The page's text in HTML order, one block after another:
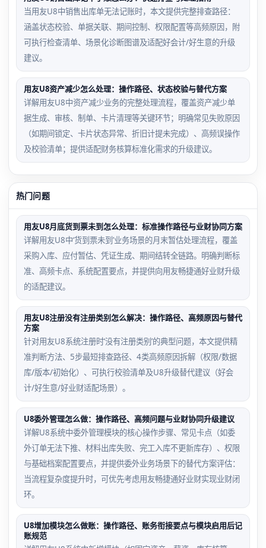
当用友U8中销售出库单无法记账时，本文提供完整排查路径：
涵盖状态校验、单据关联、期间控制、权限配置等高频原因，附
可执行检查清单、场景化诊断图谱及适配好会计/好生意的升级
建议。
用友U8资产减少怎么处理：操作路径、状态校验与替代方案
详解用友U8中资产减少业务的完整处理流程，覆盖资产减少单
据生成、审核、制单、卡片清理等关键环节；明确常见失败原因
（如期间锁定、卡片状态异常、折旧计提未完成）、高频误操作
及校验清单；提供适配财务核算标准化需求的升级建议。
热门问题
用友U8月底货到票未到怎么处理：标准操作路径与业财协同方案
详解用友U8中‘货到票未到’业务场景的月末暂估处理流程，覆盖
采购入库、应付暂估、凭证生成、期间结转全链路。明确判断标
准、高频卡点、系统配置要点，并提供向用友畅捷通好业财升级
的适配建议。
用友U8注册没有注册类别怎么解决：操作路径、高频原因与替代
方案
针对用友U8系统注册时‘没有注册类别’的典型问题，本文提供精
准判断方法、5步最短排查路径、4类高频原因拆解（权限/数据
库/版本/初始化）、可执行校验清单及U8升级替代建议（好会
计/好生意/好业财适配场景）。
U8委外管理怎么做：操作路径、高频问题与业财协同升级建议
详解U8系统中委外管理模块的核心操作步骤、常见卡点（如委
外订单无法下推、材料出库失败、完工入库不更新库存）、权限
与基础档案配置要点，并提供委外业务场景下的替代方案评估：
当流程复杂度提升时，可优先考虑用友畅捷通好业财实现业财闭
环。
U8增加模块怎么做账：操作路径、账务衔接要点与模块启用后记
账规范